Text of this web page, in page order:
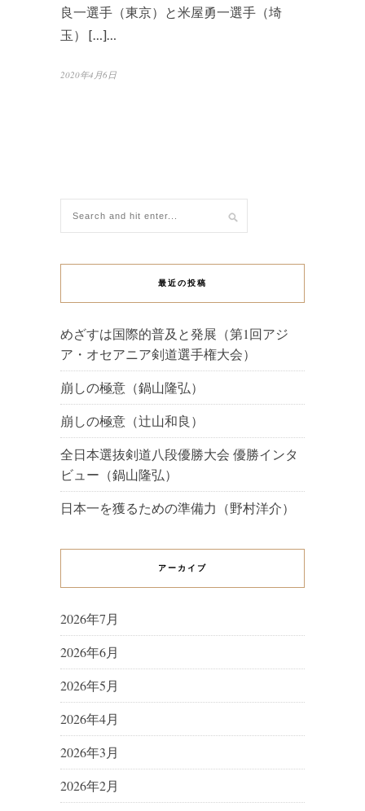
良一選手（東京）と米屋勇一選手（埼
玉） […]…
2020年4月6日
最近の投稿
めざすは国際的普及と発展（第1回アジ
ア・オセアニア剣道選手権大会）
崩しの極意（鍋山隆弘）
崩しの極意（辻山和良）
全日本選抜剣道八段優勝大会 優勝インタ
ビュー（鍋山隆弘）
日本一を獲るための準備力（野村洋介）
アーカイブ
2026年7月
2026年6月
2026年5月
2026年4月
2026年3月
2026年2月